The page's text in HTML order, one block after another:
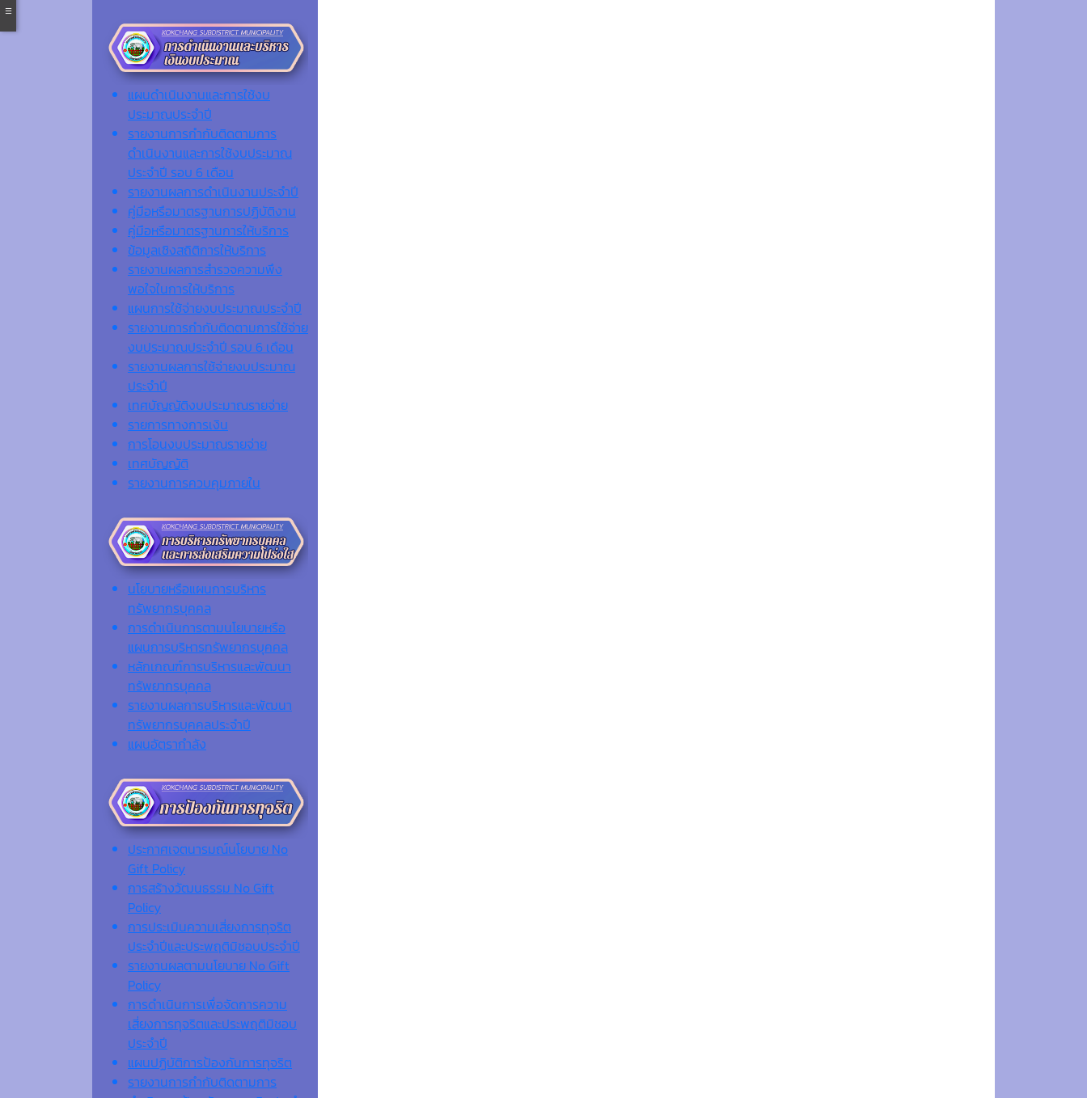
แผนดำเนินงานและการใช้งบ
ประมาณประจำปี
รายงานการกำกับติดตามการ
ดำเนินงานและการใช้งบประมาณ
ประจำปี รอบ 6 เดือน
รายงานผลการดำเนินงานประจำปี
คู่มือหรือมาตรฐานการปฏิบัติงาน
คู่มือหรือมาตรฐานการให้บริการ
ข้อมูลเชิงสถิติการให้บริการ
รายงานผลการสำรวจความพึง
พอใจในการให้บริการ
แผนการใช้จ่ายงบประมาณประจำปี
รายงานการกำกับติดตามการใช้จ่าย
งบประมาณประจำปี รอบ 6 เดือน
รายงานผลการใช้จ่ายงบประมาณ
ประจำปี
เทศบัญญัติงบประมาณรายจ่าย
รายการทางการเงิน
การโอนงบประมาณรายจ่าย
เทศบัญญัติ
รายงานการควบคุมภายใน
นโยบายหรือแผนการบริหาร
ทรัพยากรบุคคล
การดำเนินการตามนโยบายหรือ
แผนการบริหารทรัพยากรบุคคล
หลักเกณฑ์การบริหารและพัฒนา
ทรัพยากรบุคคล
รายงานผลการบริหารและพัฒนา
ทรัพยากรบุคคลประจำปี
แผนอัตรากำลัง
ประกาศเจตนารมณ์นโยบาย No
Gift Policy
การสร้างวัฒนธรรม No Gift
Policy
การประเมินความเสี่ยงการทุจริต
ประจำปีและประพฤติมิชอบประจำปี
รายงานผลตามนโยบาย No Gift
Policy
การดำเนินการเพื่อจัดการความ
เสี่ยงการทุจริตและประพฤติมิชอบ
ประจำปี
แผนปฏิบัติการป้องกันการทุจริต
รายงานการกำกับติดตามการ